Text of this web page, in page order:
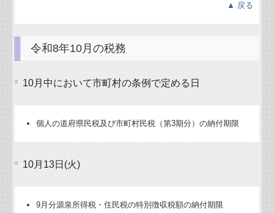
▲ 戻る
令和8年10月の税務
10月中において市町村の条例で定める日
個人の道府県民税及び市町村民税（第3期分）の納付期限
10月13日(火)
9月分源泉所得税・住民税の特別徴収税額の納付期限